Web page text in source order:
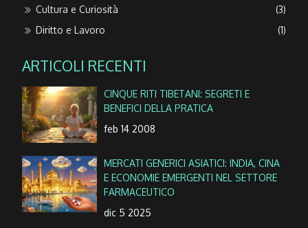
Cultura e Curiosità
(3)
Diritto e Lavoro
(1)
ARTICOLI RECENTI
CINQUE RITI TIBETANI: SEGRETI E
BENEFICI DELLA PRATICA
feb 14 2008
MERCATI GENERICI ASIATICI: INDIA, CINA
E ECONOMIE EMERGENTI NEL SETTORE
FARMACEUTICO
dic 5 2025